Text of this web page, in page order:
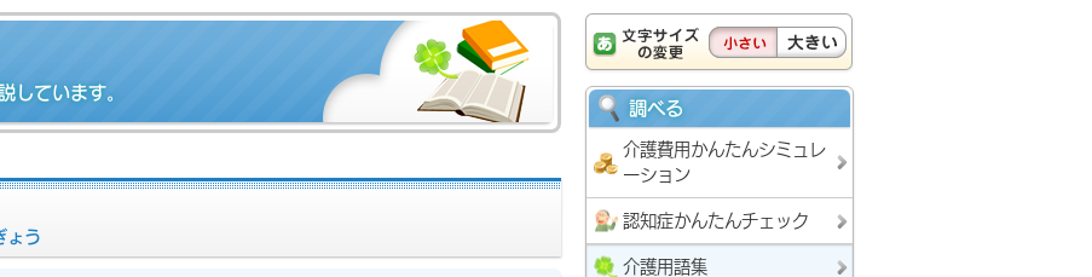
しています。
ょう
調べる
介護費用かんたんシミュレ
ーション
認知症かんたんチェック
介護用語集